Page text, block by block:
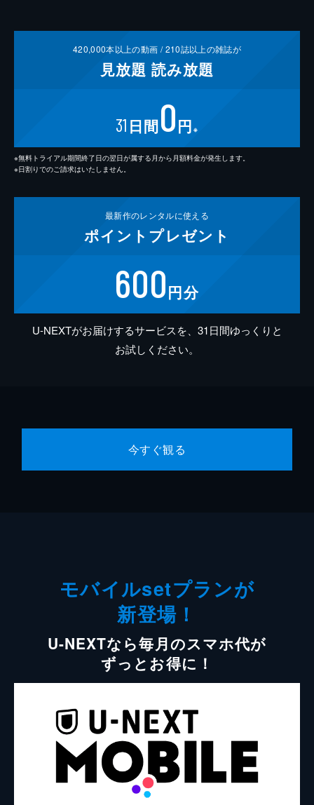
420,000本以上の動画 /210誌以上の雑誌が
見放題 読み放題
31 日間0円 ※
※無料トライアル期間終了日の翌日が属する月から月額料金が発生します。
※日割りでのご請求はいたしません。
最新作のレンタルに使える
ポイント プレゼント
600円分
U-NEXTがお届けするサービスを、31日間ゆっくりと
お試しください。
今すぐ観る
モバイルsetプランが
新登場！
U-NEXTなら毎月のスマホ代が
ずっとお得に！